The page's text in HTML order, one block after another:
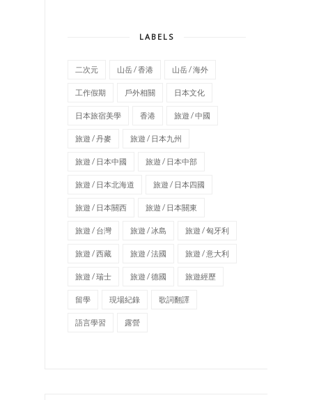
LABELS
二次元 山岳 / 香港 山岳 / 海外
工作假期 戶外相關 日本文化
日本旅宿美學 香港 旅遊 / 中國
旅遊 / 丹麥 旅遊 / 日本九州
旅遊 / 日本中國 旅遊 / 日本中部
旅遊 / 日本北海道 旅遊 / 日本四國
旅遊 / 日本關西 旅遊 / 日本關東
旅遊 / 台灣 旅遊 / 冰島 旅遊 / 匈牙利
旅遊 / 西藏 旅遊 / 法國 旅遊 / 意大利
旅遊 / 瑞士 旅遊 / 德國 旅遊經歷
留學 現場紀錄 歌詞翻譯
語言學習 露營